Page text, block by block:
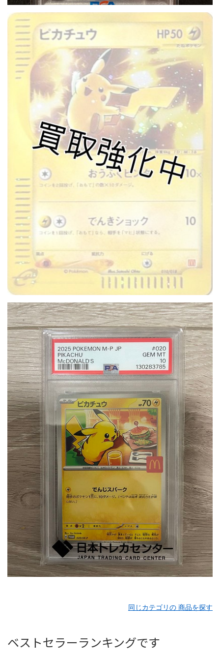
同じカテゴリの 商品を探す
ベストセラーランキングです